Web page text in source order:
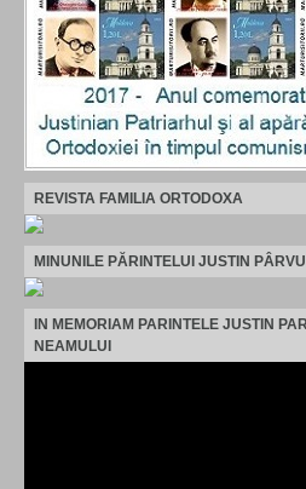
REVISTA FAMILIA ORTODOXA
MINUNILE PĂRINTELUI JUSTIN PÂRVU
IN MEMORIAM PARINTELE JUSTIN
NEAMULUI